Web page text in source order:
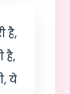
है,
है,
ये